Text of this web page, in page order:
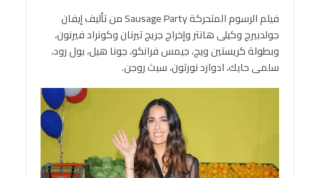
فيلم الرسوم المتحركة Sausage Party من تأليف إيفان
جولدبيرج وكيلى هانتر وإخراج جريج تيرنان وكونراد فيرنون،
وبطولة كريستين ويج، جيمس فرانكو، جونا هيل، بول رود،
سلمى حايك، ادوارد نورتون، سيث روجن.